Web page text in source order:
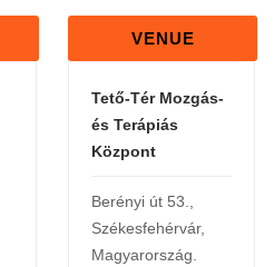
VENUE
Tető-Tér Mozgás-
és Terápiás
Központ
Berényi út 53.
Székesfehérvár,
Magyarország